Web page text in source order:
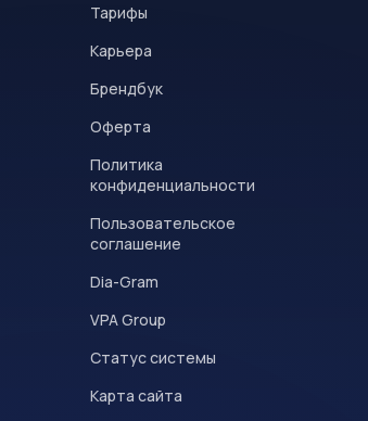
Тарифы
Карьера
Брендбук
Оферта
Политика
конфиденциальности
Пользовательское
соглашение
Dia-Gram
VPA Group
Статус системы
Карта сайта